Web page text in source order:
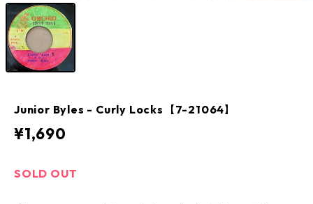
Junior Byles - Curly Locks【7-21064】
¥1,690
SOLD OUT